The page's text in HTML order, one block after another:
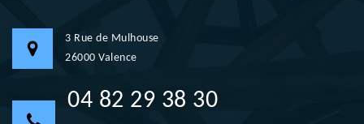
3 Rue de Mulhouse
26000 Valence
04 82 29 38 30